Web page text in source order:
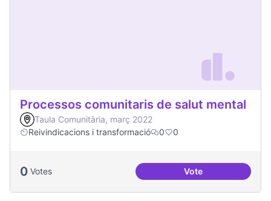
Processos comunitaris de salut mental
Taula Comunitària, març 2022
Reivindicacions i transformació
0 0
0 Votes VoteProcessos